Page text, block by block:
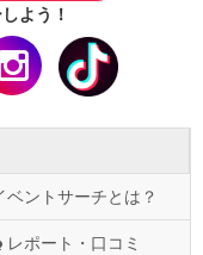
よう！
ベントサーチとは？
レポート・口コミ